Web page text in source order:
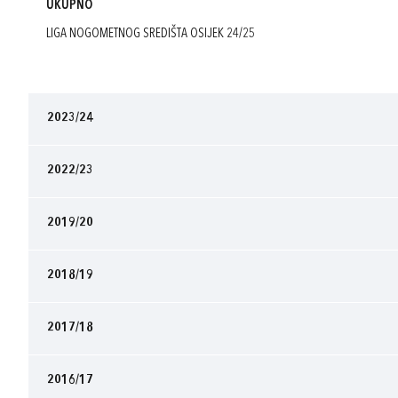
UKUPNO
LIGA NOGOMETNOG SREDIŠTA OSIJEK 24/25
2023/24
2022/23
2019/20
2018/19
2017/18
2016/17